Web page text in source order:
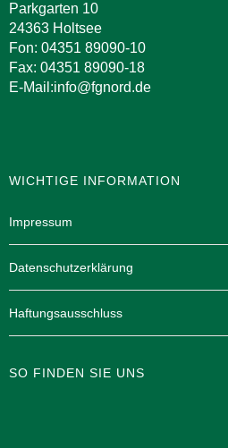
Parkgarten 10
24363 Holtsee
Fon: 04351 89090-10
Fax: 04351 89090-18
E-Mail:info@fgnord.de
WICHTIGE INFORMATION
Impressum
Datenschutzerklärung
Haftungsausschluss
SO FINDEN SIE UNS